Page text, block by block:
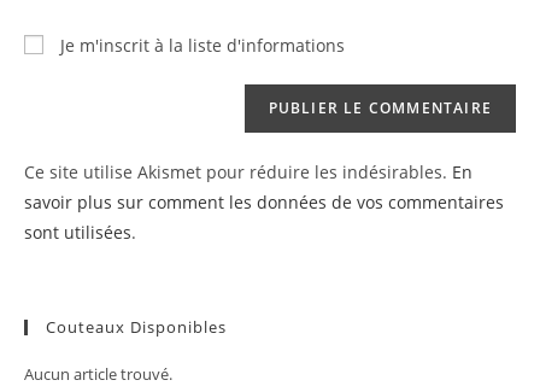
Je m'inscrit à la liste d'informations
Ce site utilise Akismet pour réduire les indésirables. En
savoir plus sur comment les données de vos commentaires
sont utilisées.
Couteaux Disponibles
Aucun article trouvé.